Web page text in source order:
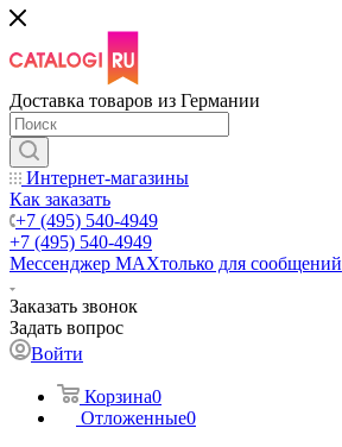
Доставка товаров из Германии
Интернет-магазины
Как заказать
+7 (495) 540-4949
+7 (495) 540-4949
Мессенджер МАХтолько для сообщений
Заказать звонок
Задать вопрос
Войти
Корзина0
Отложенные0